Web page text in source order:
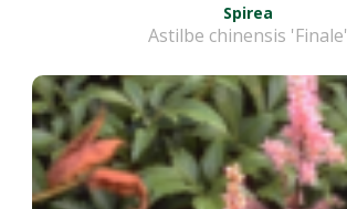
Spirea
Astilbe chinensis 'Finale'